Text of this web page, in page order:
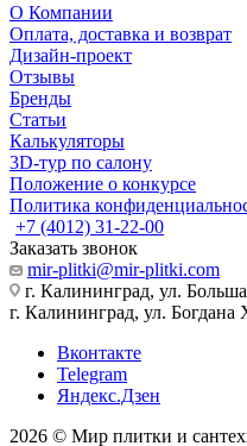
О Компании
Оплата, доставка и возврат
Дизайн-проект
Отзывы
Бренды
Статьи
Калькуляторы
3D-тур по салону
Положение о конкурсе
Политика
+7 (4012) 31-22-00
Заказать звонок
mir-plitki@mir-plitki.com
г. Калининград, ул.
г. Калининград, ул. Богдана
Вконтакте
Telegram
Яндекс.Дзен
2026 © Мир плитки и